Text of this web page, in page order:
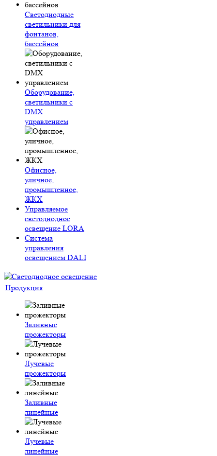
Светодиодные
светильники для
фонтанов,
бассейнов
Оборудование,
светильники с
DMX
управлением
Офисное,
уличное,
промышленное,
ЖКХ
Управляемое
светодиодное
освещение LORA
Система
управления
освещением DALI
Продукция
Заливные
прожекторы
Лучевые
прожекторы
Заливные
линейные
Лучевые
линейные